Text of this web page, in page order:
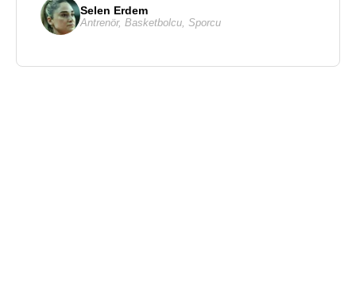
Selen Erdem
Antrenör, Basketbolcu, Sporcu